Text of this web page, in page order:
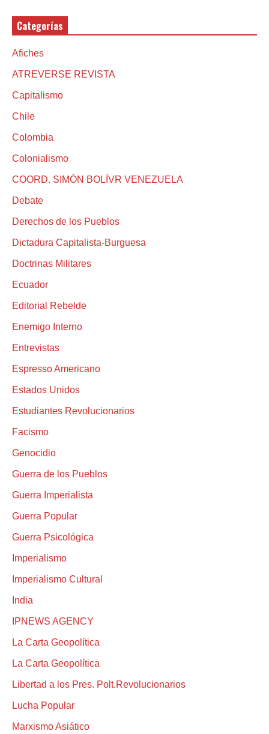
Categorías
Afiches
ATREVERSE REVISTA
Capitalismo
Chile
Colombia
Colonialismo
COORD. SIMÓN BOLÍVR VENEZUELA
Debate
Derechos de los Pueblos
Dictadura Capitalista-Burguesa
Doctrinas Militares
Ecuador
Editorial Rebelde
Enemigo Interno
Entrevistas
Espresso Americano
Estados Unidos
Estudiantes Revolucionarios
Facismo
Genocidio
Guerra de los Pueblos
Guerra Imperialista
Guerra Popular
Guerra Psicológica
Imperialismo
Imperialismo Cultural
India
IPNEWS AGENCY
La Carta Geopolítica
La Carta Geopolítica
Libertad a los Pres. Polt.Revolucionarios
Lucha Popular
Marxismo Asiático